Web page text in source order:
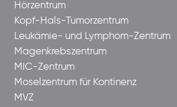
Hörzentrum
Kopf-Hals-Tumorzentrum
Leukämie- und Lymphom-Zentrum
Magenkrebszentrum
MIC-Zentrum
Moselzentrum für Kontinenz
MVZ